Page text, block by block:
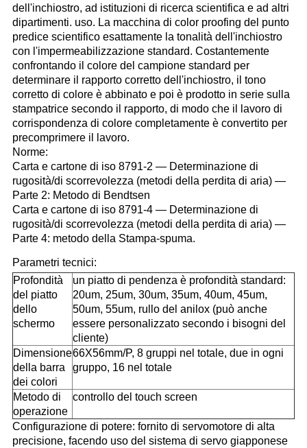
dell'inchiostro, ad istituzioni di ricerca scientifica e ad altri
dipartimenti. uso. La macchina di color proofing del punto
predice scientifico esattamente la tonalità dell'inchiostro
con l'impermeabilizzazione standard. Costantemente
confrontando il colore del campione standard per
determinare il rapporto corretto dell'inchiostro, il tono
corretto di colore è abbinato e poi è prodotto in serie sulla
stampatrice secondo il rapporto, di modo che il lavoro di
corrispondenza di colore completamente è convertito per
precomprimere il lavoro.
Norme:
Carta e cartone di iso 8791-2 — Determinazione di
rugosità/di scorrevolezza (metodi della perdita di aria) —
Parte 2: Metodo di Bendtsen
Carta e cartone di iso 8791-4 — Determinazione di
rugosità/di scorrevolezza (metodi della perdita di aria) —
Parte 4: metodo della Stampa-spuma.
Parametri tecnici:
Profondità
del piatto
dello
schermo
un piatto di pendenza è profondità standard:
20um, 25um, 30um, 35um, 40um, 45um,
50um, 55um, rullo del anilox (può anche
essere personalizzato secondo i bisogni del
cliente)
Dimensione
della barra
dei colori
66X56mm/P, 8 gruppi nel totale, due in ogni
gruppo, 16 nel totale
Metodo di
operazione
controllo del touch screen
Configurazione di potere: fornito di servomotore di alta
precisione, facendo uso del sistema di servo giapponese